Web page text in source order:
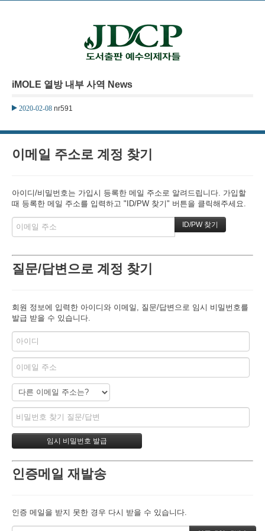
iMOLE 열방 내부 사역 News
2020-02-08 nr591
이메일 주소로 계정 찾기
아이디/비밀번호는 가입시 등록한 메일 주소로 알려드립니다. 가입할
때 등록한 메일 주소를 입력하고 "ID/PW 찾기" 버튼을 클릭해주세요.
질문/답변으로 계정 찾기
회원 정보에 입력한 아이디와 이메일, 질문/답변으로 임시 비밀번호를
발급 받을 수 있습니다.
인증메일 재발송
인증 메일을 받지 못한 경우 다시 받을 수 있습니다.